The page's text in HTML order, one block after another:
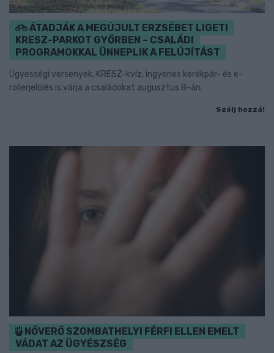
ÁTADJÁK A MEGÚJULT ERZSÉBET LIGETI
KRESZ-PARKOT GYŐRBEN – CSALÁDI
PROGRAMOKKAL ÜNNEPLIK A FELÚJÍTÁST
Ügyességi versenyek, KRESZ-kvíz, ingyenes kerékpár- és e-
rollerjelölés is várja a családokat augusztus 8-án.
Szólj hozzá!
NŐVERŐ SZOMBATHELYI FÉRFI ELLEN EMELT
VÁDAT AZ ÜGYÉSZSÉG